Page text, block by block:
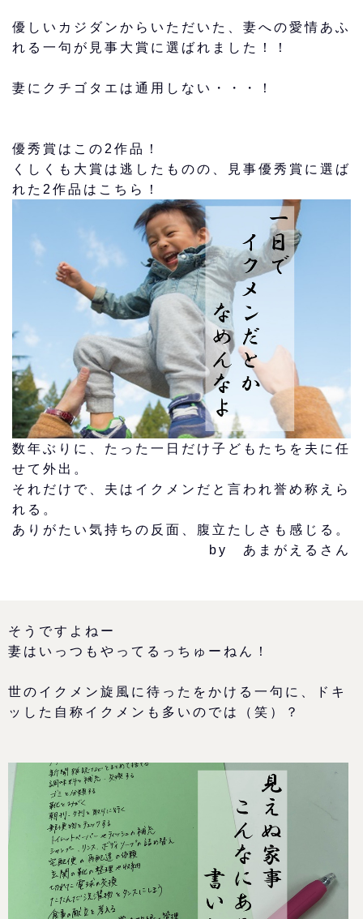
優しいカジダンからいただいた、妻への愛情あふ
れる一句が見事大賞に選ばれました！！
妻にクチゴタエは通用しない・・・！
優秀賞はこの2作品！
くしくも大賞は逃したものの、見事優秀賞に選ば
れた2作品はこちら！
数年ぶりに、たった一日だけ子どもたちを夫に任
せて外出。
それだけで、夫はイクメンだと言われ誉め称えら
れる。
ありがたい気持ちの反面、腹立たしさも感じる。
by あまがえるさん
そうですよねー
妻はいっつもやってるっちゅーねん！
世のイクメン旋風に待ったをかける一句に、ドキ
ッした自称イクメンも多いのでは（笑）？